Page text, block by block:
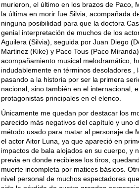
murieron, el último en los brazos de Paco,
la última en morir fue Silvia, acompañada
ninguna posibilidad para que la doctora
genial interpretación de muchos de los
Aguilera (Silvia), seguida por Juan Diego
Martinez (Kike) y Paco Tous (Paco
acompañamiento musical melodramático,
indudablemente en términos desoladores ,
pasando a la historia por ser la primera
nacional, sino también en el internacional,
protagonistas principales en el elenco.
Únicamente me quedan por destacar los
parecido más negativos del capítulo y uno
método usado para matar al personaje de
el actor Aitor Luna, ya que apareció en
impactos de bala alojados en su cuerpo, y
previa en donde recibiese los tiros,
muerte incompleta por matices básicos.
nivel personal de muchos espectadores